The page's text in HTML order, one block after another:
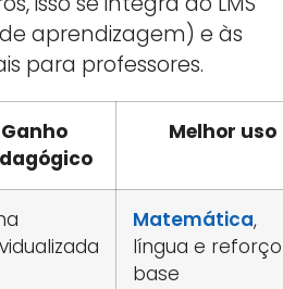
aprendizagem) e às
para professores.
Ganho
Melhor uso
Matemática,
língua e
base